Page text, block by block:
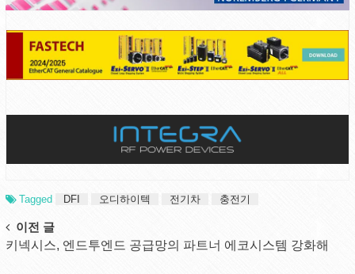
Tagged DFI 오디하이텍 전기차 충전기
Post
navigation
이전 글
키넥시스, 엔드투엔드 공급망의 파트너 에코시스템 강화해